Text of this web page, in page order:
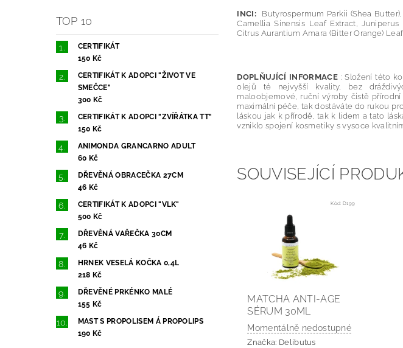
TOP 10
CERTIFIKÁT
150 Kč
CERTIFIKÁT K ADOPCI "ŽIVOT VE
SMEČCE"
300 Kč
CERTIFIKÁT K ADOPCI "ZVÍŘÁTKA TT"
150 Kč
ANIMONDA GRANCARNO ADULT
60 Kč
DŘEVĚNÁ OBRACEČKA 27CM
46 Kč
CERTIFIKÁT K ADOPCI "VLK"
500 Kč
DŘEVĚNÁ VAŘEČKA 30CM
46 Kč
HRNEK VESELÁ KOČKA 0,4L
218 Kč
DŘEVĚNÉ PRKÉNKO MALÉ
155 Kč
MAST S PROPOLISEM Á PROPOLIPS
190 Kč
INCI:
Butyrospermum Parkii (Shea
Camellia Sinensis Leaf Extract,
Citrus Aurantium Amara (Bitter Orange)
DOPLŇUJÍCÍ INFORMACE : Složení této
olejů té nejvyšší kvality, bez
maloobjemové, ruční výroby čistě
maximální péče, tak dostáváte do rukou
láskou jak k přírodě, tak k lidem a tato
vzniklo spojení kosmetiky s vysoce
SOUVISEJÍCÍ
Kód:D199
MATCHA ANTI-AGE
SÉRUM 30ML
Momentálně nedostupné
Značka: Delibutus